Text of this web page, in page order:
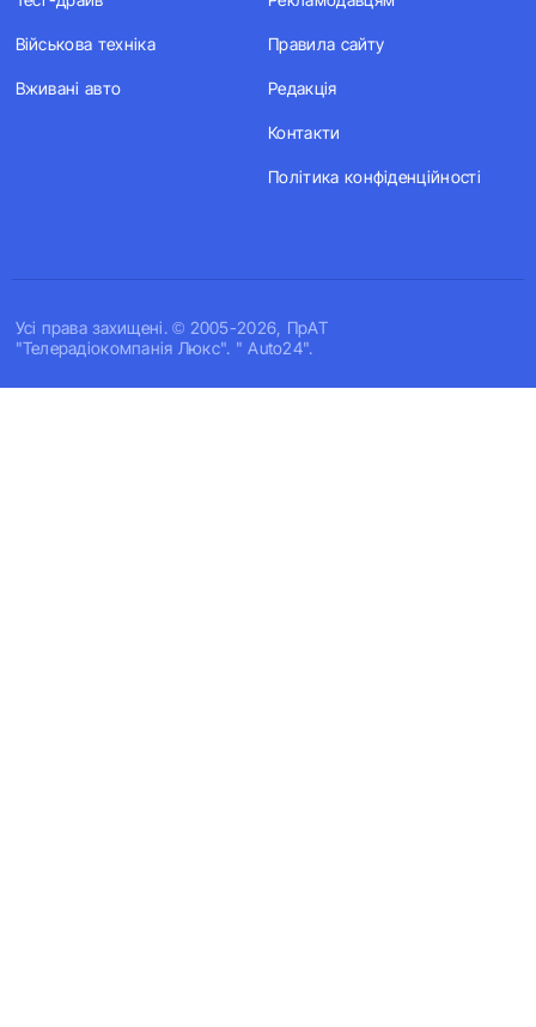
Усi права захищенi. © 2005-2026, ПрАТ
"Телерадіокомпанія Люкс". " Auto24".
Військова техніка
Вживані авто
Правила сайту
Редакція
Контакти
Політика конфіденційності